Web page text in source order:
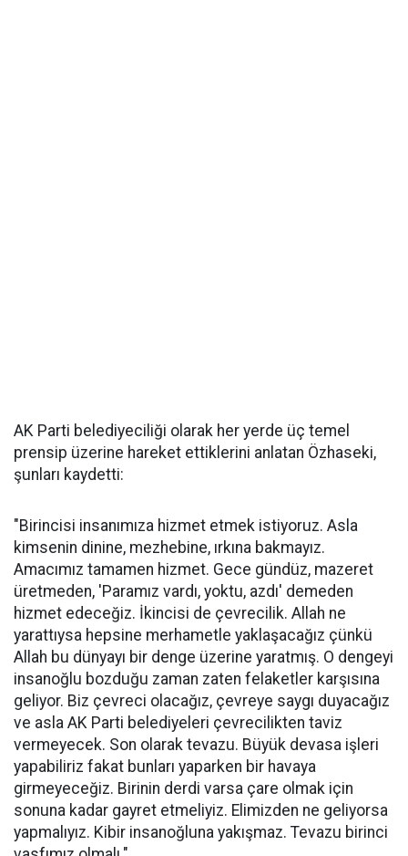
AK Parti belediyeciliği olarak her yerde üç temel
prensip üzerine hareket ettiklerini anlatan Özhaseki,
şunları kaydetti:
"Birincisi insanımıza hizmet etmek istiyoruz. Asla
kimsenin dinine, mezhebine, ırkına bakmayız.
Amacımız tamamen hizmet. Gece gündüz, mazeret
üretmeden, 'Paramız vardı, yoktu, azdı' demeden
hizmet edeceğiz. İkincisi de çevrecilik. Allah ne
yarattıysa hepsine merhametle yaklaşacağız çünkü
Allah bu dünyayı bir denge üzerine yaratmış. O dengeyi
insanoğlu bozduğu zaman zaten felaketler karşısına
geliyor. Biz çevreci olacağız, çevreye saygı duyacağız
ve asla AK Parti belediyeleri çevrecilikten taviz
vermeyecek. Son olarak tevazu. Büyük devasa işleri
yapabiliriz fakat bunları yaparken bir havaya
girmeyeceğiz. Birinin derdi varsa çare olmak için
sonuna kadar gayret etmeliyiz. Elimizden ne geliyorsa
yapmalıyız. Kibir insanoğluna yakışmaz. Tevazu birinci